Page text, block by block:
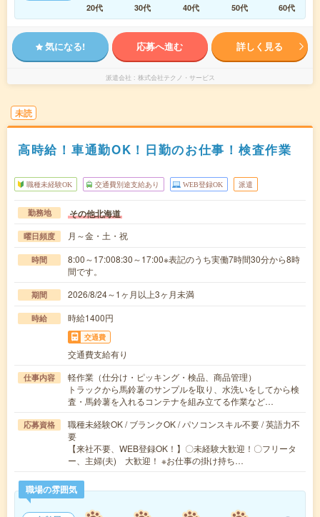
20代
30代 40代 50代 60代
気になる! 応募へ進む 詳しく見る
派遣会社 株式会社テクノ・サービス
未読
高時給！車通勤OK！日勤のお仕事！検査作業
職種未経験OK 交通費別途支給あり WEB登録OK 派遣
勤務地 その他北海道
曜日頻度 月～金・土・祝
時間
8:00～17:008:30～17:00※表記のうち実働7時間30分から8時
間です。
期間 2026/8/24～1ヶ月以上3ヶ月未満
時給 時給1400円
交通費
交通費支給有り
仕事内容
軽作業（仕分け・ピッキング・検品、商品管理）
トラックから馬鈴薯のサンプルを取り、水洗いをしてから検
査・馬鈴薯を入れるコンテナを組み立てる作業など…
応募資格
職種未経験OK / ブランクOK / パソコンスキル不要 / 英語力不
要
【来社不要、WEB登録OK！】〇未経験大歓迎！〇フリータ
ー、主婦(夫) 大歓迎！ ※お仕事の掛け持ち…
職場の雰囲気